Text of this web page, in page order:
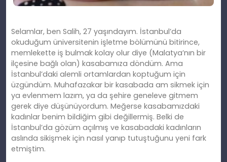
Selamlar, ben Salih, 27 yaşındayım. İstanbul’da
okuduğum üniversitenin işletme bölümünü bitirince,
memlekette iş bulmak kolay olur diye (Malatya’nın bir
ilçesine bağlı olan) kasabamıza döndüm. Ama
İstanbul’daki alemli ortamlardan koptuğum için
üzgündüm. Muhafazakar bir kasabada am sikmek için
ya evlenmem lazım, ya da şehire geneleve gitmem
gerek diye düşünüyordum. Meğerse kasabamızdaki
kadınlar benim bildiğim gibi değillermiş. Belki de
İstanbul’da gözüm açılmış ve kasabadaki kadınların
aslında sikişmek için nasıl yanıp tutuştuğunu yeni fark
etmiştim.